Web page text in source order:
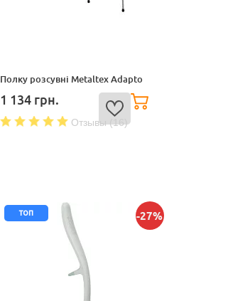
Полку розсувні Metaltex Adapto
1 134 грн.
Отзывы (16)
-27%
топ